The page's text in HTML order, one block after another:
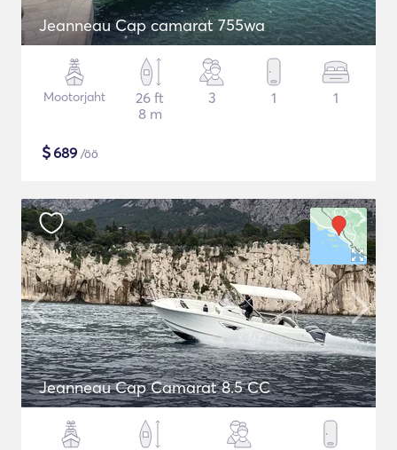
Jeanneau Cap camarat 755wa
Mootorjaht
26 ft
8 m
3 1 1
$689 /öö
Jeanneau Cap Camarat 8.5 CC